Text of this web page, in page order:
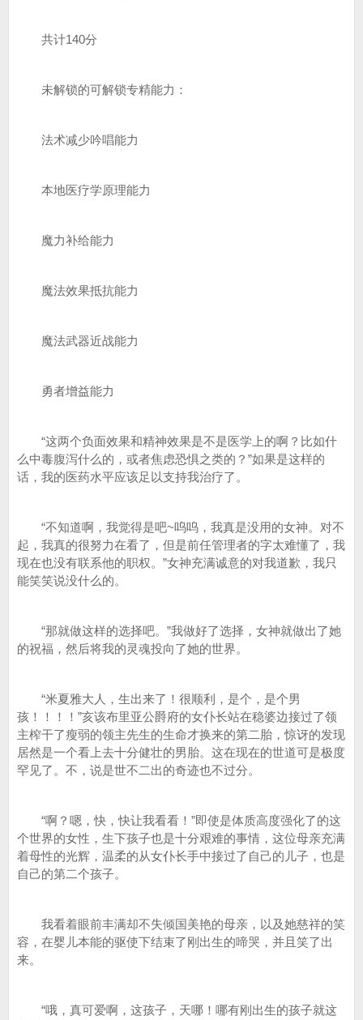
共计140分
未解锁的可解锁专精能力：
法术减少吟唱能力
本地医疗学原理能力
魔力补给能力
魔法效果抵抗能力
魔法武器近战能力
勇者增益能力
“这两个负面效果和精神效果是不是医学上的啊？比如什
么中毒腹泻什么的，或者焦虑恐惧之类的？”如果是这样的
话，我的医药水平应该足以支持我治疗了。
“不知道啊，我觉得是吧~呜呜，我真是没用的女神。对不
起，我真的很努力在看了，但是前任管理者的字太难懂了，我
现在也没有联系他的职权。”女神充满诚意的对我道歉，我只
能笑笑说没什么的。
“那就做这样的选择吧。”我做好了选择，女神就做出了她
的祝福，然后将我的灵魂投向了她的世界。
“米夏雅大人，生出来了！很顺利，是个，是个男
孩！！！！”亥该布里亚公爵府的女仆长站在稳婆边接过了领
主榨干了瘦弱的领主先生的生命才换来的第二胎，惊讶的发现
居然是一个看上去十分健壮的男胎。这在现在的世道可是极度
罕见了。不，说是世不二出的奇迹也不过分。
“啊？嗯，快，快让我看看！”即使是体质高度强化了的这
个世界的女性，生下孩子也是十分艰难的事情，这位母亲充满
着母性的光辉，温柔的从女仆长手中接过了自己的儿子，也是
自己的第二个孩子。
我看着眼前丰满却不失倾国美艳的母亲，以及她慈祥的笑
容，在婴儿本能的驱使下结束了刚出生的啼哭，并且笑了出
来。
“哦，真可爱啊，这孩子，天哪！哪有刚出生的孩子就这